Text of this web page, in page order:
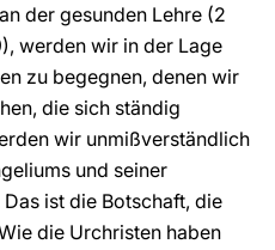
der gesunden Lehre (2
werden wir in der Lage
zu begegnen, denen wir
die sich ständig
wir unmißverständlich
und seiner
ist die Botschaft, die
die Urchristen haben